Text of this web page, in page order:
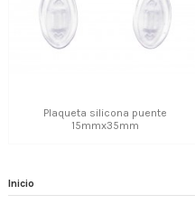
Plaqueta silicona puente
15mmx35mm
Inicio